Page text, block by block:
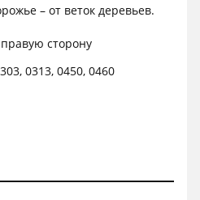
– от веток деревьев.
сторону
0313, 0450, 0460